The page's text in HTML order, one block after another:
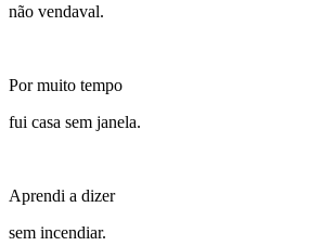
não vendaval.
Por muito tempo
fui casa sem janela.
Aprendi a dizer
sem incendiar.